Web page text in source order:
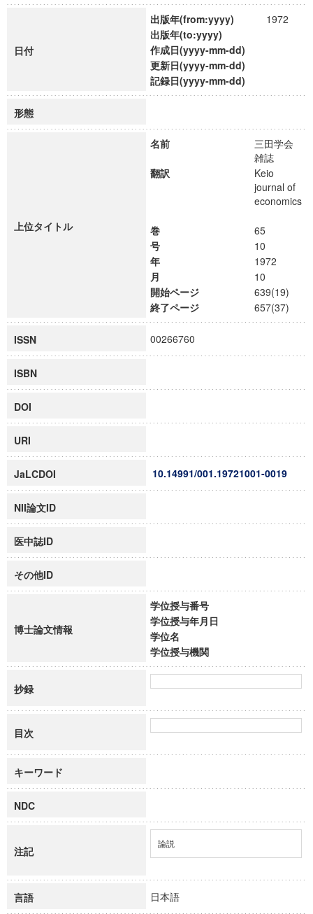
日付
出版年(from:yyyy)
1972
出版年(to:yyyy)
作成日(yyyy-mm-dd)
更新日(yyyy-mm-dd)
記録日(yyyy-mm-dd)
形態
上位タイトル
名前
三田学会
雑誌
翻訳
Keio
journal of
economics
巻
65
号
10
年
1972
月
10
開始ページ
639(19)
終了ページ
657(37)
ISSN 00266760
ISBN
DOI
URI
JaLCDOI 10.14991/001.19721001-0019
NII論文ID
医中誌ID
その他ID
博士論文情報
学位授与番号
学位授与年月日
学位名
学位授与機関
抄録
目次
キーワード
NDC
注記
論説
言語 日本語